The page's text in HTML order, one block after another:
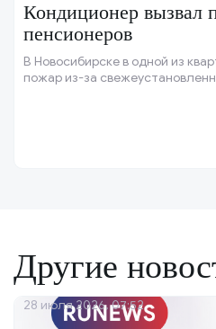
Кондиционер вызвал
пенсионеров
В Новосибирске в одной из
пожар из-за
Другие
28 июля 2026, 07:52